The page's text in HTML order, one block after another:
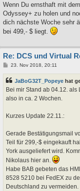
Wenn Du ernsthaft mit
Odyssey+ zu holen und
dich nächste Woche sehr
bei 499,- $ liegt.
Re: DCS und Virtual
B
t
r
g
23. Nov 2018, 20:11
JaBoG32T_Popeye hat
Bei mir Stand ab 04.12. als
also in ca. 2 Wochen.
Kurzes Update 22.11.:
Gerade Bestätigungsmail
Teil für 299,-$ eingekauft
York ausgeliefert wird.
Nikolaus hier an.
Habe BAB gebeten das
8528 5210 bei FedEX zu
Deutschland zu vermeiden.